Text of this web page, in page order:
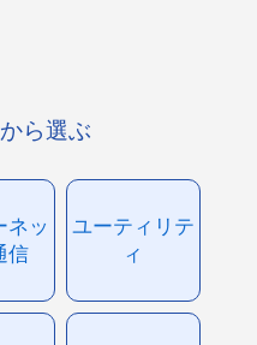
ら選ぶ
ネッ
信
ユーティリテ
ィ